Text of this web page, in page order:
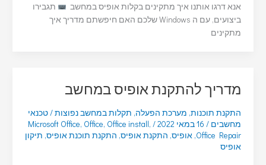
אנא דרגו אותנו איך מתקינים בקלות אופיס במחשב
תגבירו
ביצועים, עם ה Windows שלכם האם חיפשתם מדריך איך
מתקינים
מדריך להתקנת אופיס במחשב
התקנת תוכנות, מערכת הפעלה, תקלות במחשב נפוצות/טכנאי
מחשבים / 16 במאי 2022 /
Microsoft Office, Office, Office install,
Office Repair
, אופיס, התקנת אופיס, התקנת תוכנת אופיס, תיקון
אופיס